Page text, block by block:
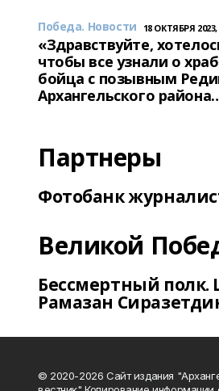
Победа. Новости 18 ОКТЯБРЯ 2023,
«Здравствуйте,
чтобы все узнали о
бойца с позывным
Архангельского
Партнеры
Фотобанк
Великой
Бессмертный
Рамазан
© 2020-2026 Сайт издания